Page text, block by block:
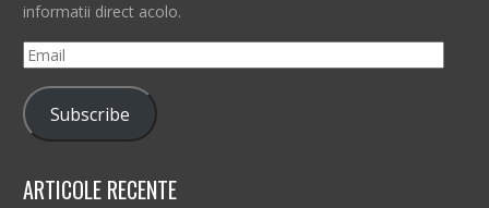
informatii direct acolo.
Email
Subscribe
ARTICOLE RECENTE